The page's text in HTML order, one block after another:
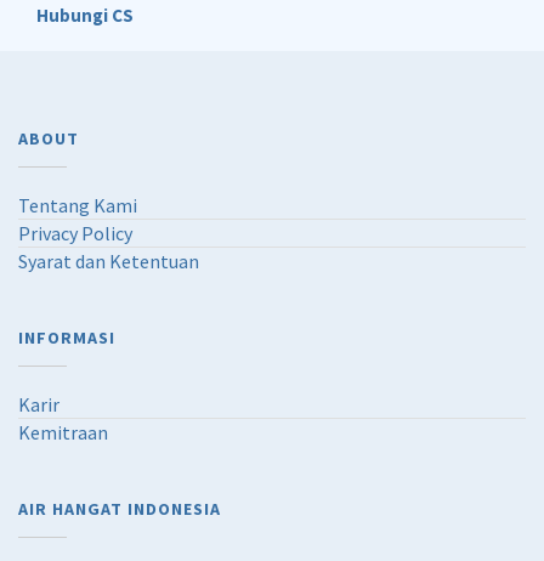
Hubungi CS
ABOUT
Tentang Kami
Privacy Policy
Syarat dan Ketentuan
INFORMASI
Karir
Kemitraan
AIR HANGAT INDONESIA